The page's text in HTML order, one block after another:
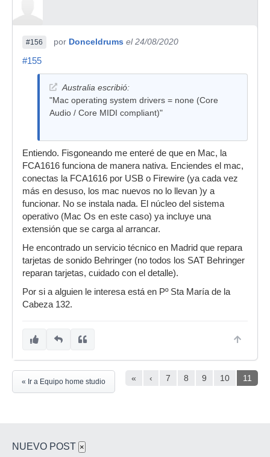
#156 por Donceldrums el 24/08/2020
#155
Australia escribió:
"Mac operating system drivers = none (Core
Audio / Core MIDI compliant)"
Entiendo. Fisgoneando me enteré de que en Mac, la
FCA1616 funciona de manera nativa. Enciendes el mac,
conectas la FCA1616 por USB o Firewire (ya cada vez
más en desuso, los mac nuevos no lo llevan )y a
funcionar. No se instala nada. El núcleo del sistema
operativo (Mac Os en este caso) ya incluye una
extensión que se carga al arrancar.
He encontrado un servicio técnico en Madrid que repara
tarjetas de sonido Behringer (no todos los SAT Behringer
reparan tarjetas, cuidado con el detalle).
Por si a alguien le interesa está en Pº Sta María de la
Cabeza 132.
« ‹ 7 8 9 10 11
« Ir a Equipo home studio
NUEVO POST ×